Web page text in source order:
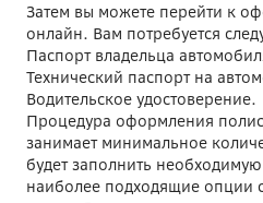
Затем вы можете перейти к
онлайн. Вам потребуется
Паспорт владельца
Технический паспорт на
Водительское удостоверение.
Процедура оформления
занимает минимальное
будет заполнить
наиболее подходящие опции